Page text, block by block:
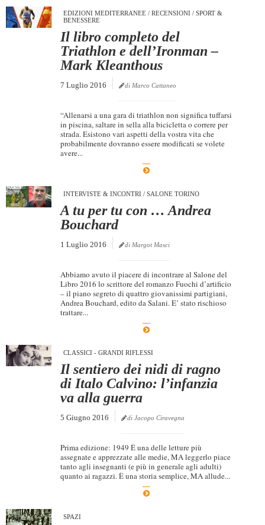
EDIZIONI MEDITERRANEE/ RECENSIONI / SPORT &
BENESSERE
Il libro completo del
Triathlon e dell’Ironman –
Mark Kleanthous
7 Luglio 2016 di Marco Cattaneo
“Allenarsi a una gara di triathlon non significa tuffarsi
in piscina, saltare in sella alla bicicletta o correre per
strada. Esistono vari aspetti della vostra vita che
probabilmente dovranno essere modificati se volete
avere...
INTERVISTE & INCONTRI / SALONE TORINO
A tu per tu con … Andrea
Bouchard
1 Luglio 2016 di Margot Masci
Abbiamo avuto il piacere di incontrare al Salone del
Libro 2016 lo scrittore del romanzo Fuochi d’artificio
– il piano segreto di quattro giovanissimi partigiani,
Andrea Bouchard, edito da Salani. E’ stato rischioso
trattare...
CLASSICI - GRANDI RIFLESSI
Il sentiero dei nidi di ragno
di Italo Calvino: l’infanzia
va alla guerra
5 Giugno 2016 di Jacopo Ciravegna
Prima edizione: 1949 È una delle letture più
assegnate e apprezzate alle medie, MA leggerlo piace
tanto agli insegnanti (e più in generale agli adulti)
quanto ai ragazzi. È una storia semplice, MA allude...
SPAZI